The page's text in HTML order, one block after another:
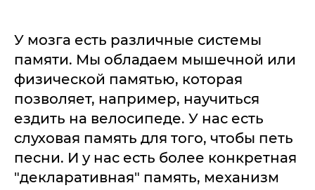
У мозга есть различные системы
памяти. Мы обладаем мышечной или
физической памятью, которая
позволяет, например, научиться
ездить на велосипеде. У нас есть
слуховая память для того, чтобы петь
песни. И у нас есть более конкретная
"декларативная" память, механизм